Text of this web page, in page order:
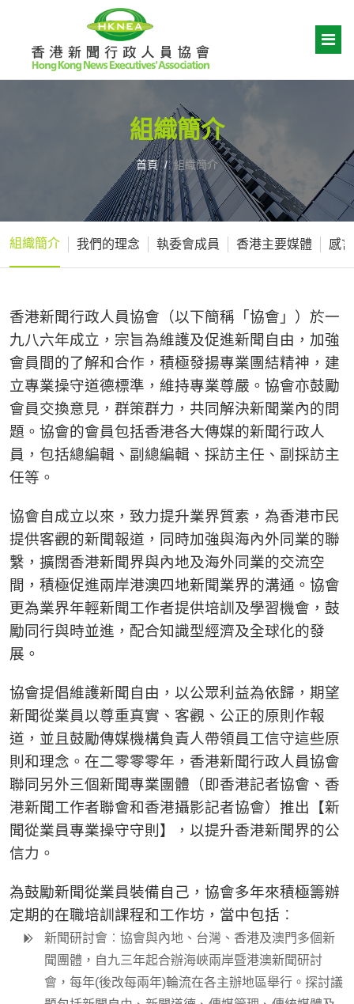
組織簡介
首頁 組織簡介
組織簡介 我們的理念 執委會成員 香港主要媒體 感
香港新聞行政人員協會（以下簡稱「協會」）於一
九八六年成立，宗旨為維護及促進新聞自由，加強
會員間的了解和合作，積極發揚專業團結精神，建
立專業操守道德標準，維持專業尊嚴。協會亦鼓勵
會員交換意見，群策群力，共同解決新聞業內的問
題。協會的會員包括香港各大傳媒的新聞行政人
員，包括總編輯、副總編輯、採訪主任、副採訪主
任等。
協會自成立以來，致力提升業界質素，為香港市民
提供客觀的新聞報道，同時加強與海內外同業的聯
繫，擴闊香港新聞界與內地及海外同業的交流空
間，積極促進兩岸港澳四地新聞業界的溝通。協會
更為業界年輕新聞工作者提供培訓及學習機會，鼓
勵同行與時並進，配合知識型經濟及全球化的發
展。
協會提倡維護新聞自由，以公眾利益為依歸，期望
新聞從業員以尊重真實、客觀、公正的原則作報
道，並且鼓勵傳媒機構負責人帶領員工信守這些原
則和理念。在二零零零年，香港新聞行政人員協會
聯同另外三個新聞專業團體（即香港記者協會、香
港新聞工作者聯會和香港攝影記者協會）推出【新
聞從業員專業操守守則】，以提升香港新聞界的公
信力。
為鼓勵新聞從業員裝備自己，協會多年來積極籌辦
定期的在職培訓課程和工作坊，當中包括︰
新聞研討會︰協會與內地、台灣、香港及澳門多個新
聞團體，自九三年起合辦海峽兩岸暨港澳新聞研討
會，每年(後改每兩年)輪流在各主辦地區舉行。探討議